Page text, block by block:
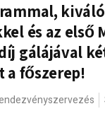
kiváló
és az első
gálájával
a főszerep!